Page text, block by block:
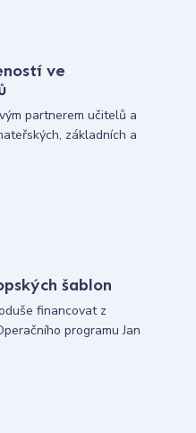
ve
partnerem učitelů a
základních a
šablon
financovat z
programu Jan